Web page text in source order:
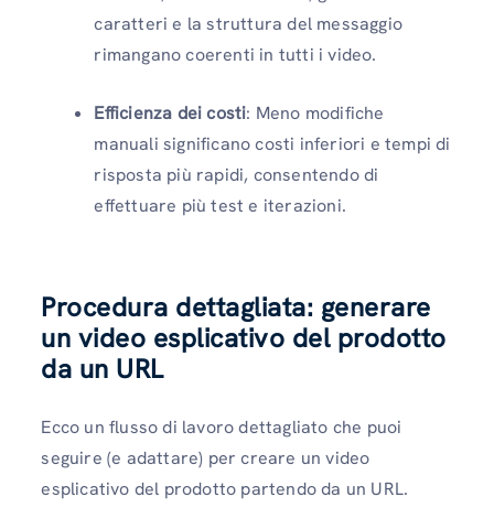
caratteri e la struttura del messaggio
rimangano coerenti in tutti i video.
Efficienza dei costi: Meno modifiche
manuali significano costi inferiori e tempi di
risposta più rapidi, consentendo di
effettuare più test e iterazioni.
Procedura dettagliata: generare
un video esplicativo del prodotto
da un URL
Ecco un flusso di lavoro dettagliato che puoi
seguire (e adattare) per creare un video
esplicativo del prodotto partendo da un URL.